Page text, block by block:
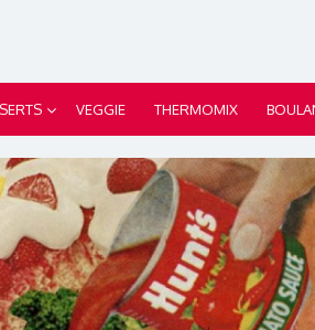
VEGGIE THERMOMIX